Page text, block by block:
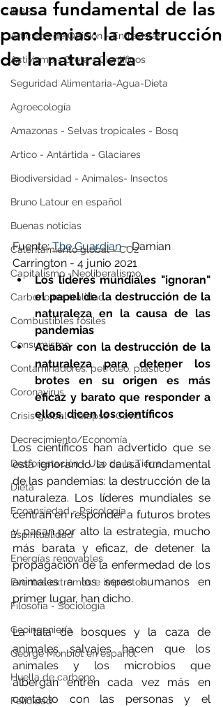
IPBES
Artículos de Opinión - Entrevistas
Activismo - Greta - Científicos
Seguridad Alimentaria-Agua-Dieta
Agroecología
Amazonas - Selvas tropicales - Bosq
Artico - Antártida - Glaciares
Biodiversidad - Animales- Insectos
Bruno Latour en español
Buenas noticias
Calentamiento global - CO2
Capitalismo -Neoliberalismo
Carbono neutralidad
Combustibles fósiles
Consumismo
Contaminadores: petróleo, plástico
Coronavirus
Crisis global-Colapso -Covid
Decrecimiento/Economía
Desforestación - Uso de la Tierra
Dieta
Ecoansiedad - Psicología
Espiritualidad
Energías renovables
Eventos extremos e impactos
Filosofía - Sociología
Geoingeniería
George Monbiot en español
Huella de carbono
Felicidad
causa fundamental de las
pandemias: la destrucción
de la naturaleza
Fuente: The Guardian - Damian
Carrington - 4 junio 2021
Los líderes mundiales "ignoran"
el papel de la destrucción de la
naturaleza en la causa de las
pandemias
Acabar con la destrucción de la
naturaleza para detener los
brotes en su origen es más
eficaz y barato que responder a
ellos, dicen los científicos
Los científicos han advertido que se
está ignorando la causa fundamental
de las pandemias: la destrucción de la
naturaleza. Los líderes mundiales se
centran en responder a futuros brotes
y pasan por alto la estrategia, mucho
más barata y eficaz, de detener la
propagación de la enfermedad de los
animales a los seres humanos en
primer lugar, han dicho.
La tala de bosques y la caza de
animales salvajes hacen que los
animales y los microbios que
albergan entren cada vez más en
contacto con las personas y el